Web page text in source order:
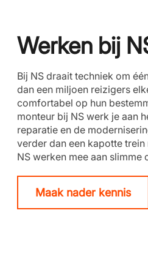
Werken bij
Bij NS draait techniek om
dan een miljoen reizigers
comfortabel op hun
monteur bij NS werk je aan
reparatie en de
verder dan een kapotte
NS werken mee aan slimme
Maak nader kennis